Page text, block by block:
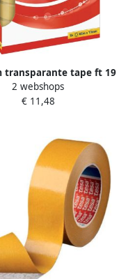
transparante tape ft 19
x 66 m 8 rolletjes
2 webshops
€ 11,48